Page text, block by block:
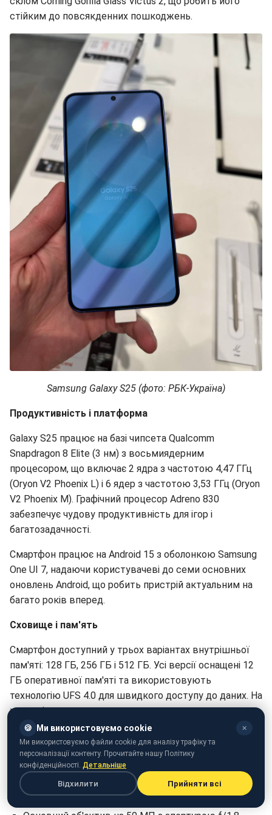
стійким до повсякденних пошкоджень.
Samsung Galaxy S25 (фото: РБК-Україна)
Продуктивність і платформа
Galaxy S25 працює на базі чипсета Qualcomm
Snapdragon 8 Elite (3 нм) з восьмиядерним
процесором, що включає 2 ядра з частотою 4,47 ГГц
(Oryon V2 Phoenix L) і 6 ядер з частотою 3,53 ГГц (Oryon
V2 Phoenix M). Графічний процесор Adreno 830
забезпечує чудову продуктивність для ігор і
багатозадачності.
Смартфон працює на Android 15 з оболонкою Samsung
One UI 7, надаючи користувачеві до семи основних
оновлень Android, що робить пристрій актуальним на
багато років вперед.
Сховище і пам'ять
Смартфон доступний у трьох варіантах внутрішньої
пам'яті: 128 ГБ, 256 ГБ і 512 ГБ. Усі версії оснащені 12
ГБ оперативної пам'яті та використовують
технологію UFS 4.0 для швидкого доступу до даних. На
жаль, підтримка розширюваного сховища за
допомогою microSD-карт відсутня.
Камери
Galaxy S25 оснащений універсальною системою з
трьох камер на задній панелі:
🍪 Ми використовуємо cookie ✕
Ми використовуємо файли cookie для аналізу трафіку та
персоналізації контенту. Прочитайте нашу Політику
конфіденційності. Детальніше
Відхилити Прийняти всі